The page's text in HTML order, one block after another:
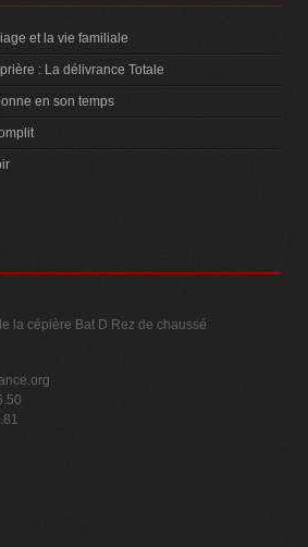
et la vie familiale
: La délivrance Totale
en son temps
la cépière Bat D Rez de chaussé